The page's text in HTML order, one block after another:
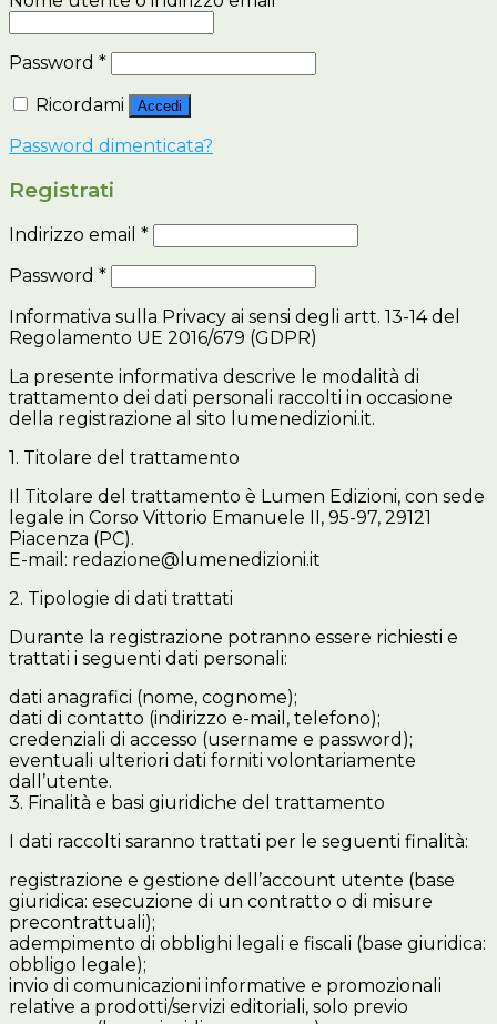
Password *
Ricordami
Accedi
Password dimenticata?
Registrati
Indirizzo email *
Password *
Informativa sulla Privacy ai sensi degli artt. 13-14 del
Regolamento UE 2016/679 (GDPR)
La presente informativa descrive le modalità di
trattamento dei dati personali raccolti in occasione
della registrazione al sito lumenedizioni.it.
1. Titolare del trattamento
Il Titolare del trattamento è Lumen Edizioni, con sede
legale in Corso Vittorio Emanuele II, 95-97, 29121
Piacenza (PC).
E-mail: redazione@lumenedizioni.it
2. Tipologie di dati trattati
Durante la registrazione potranno essere richiesti e
trattati i seguenti dati personali:
dati anagrafici (nome, cognome);
dati di contatto (indirizzo e-mail, telefono);
credenziali di accesso (username e password);
eventuali ulteriori dati forniti volontariamente
dall’utente.
3. Finalità e basi giuridiche del trattamento
I dati raccolti saranno trattati per le seguenti finalità:
registrazione e gestione dell’account utente (base
giuridica: esecuzione di un contratto o di misure
precontrattuali);
adempimento di obblighi legali e fiscali (base giuridica:
obbligo legale);
invio di comunicazioni informative e promozionali
relative a prodotti/servizi editoriali, solo previo